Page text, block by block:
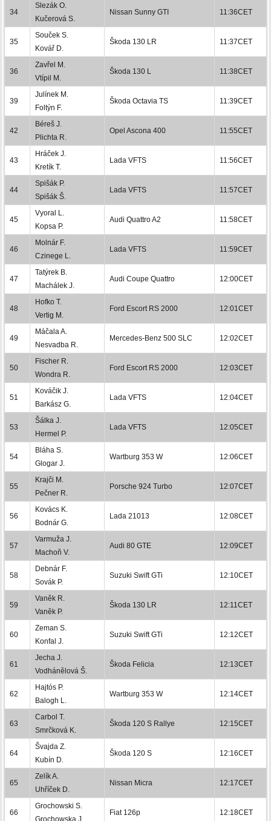
34
Slezák O.
Kučerová S.
Nissan Sunny GTI 11:36CET
35
Souček S.
Kovář D.
Škoda 130 LR 11:37CET
36
Zavřel M.
Vtípil M.
Škoda 130 L 11:38CET
39
Julínek M.
Foltýn F.
Škoda Octavia TS 11:39CET
42
Béreš J.
Plichta R.
Opel Ascona 400 11:55CET
43
Hráček J.
Kretík T.
Lada VFTS 11:56CET
44
Spišák P.
Spišák Š.
Lada VFTS 11:57CET
45
Vyoral L.
Kopsa P.
Audi Quattro A2 11:58CET
46
Molnár F.
Czinege L.
Lada VFTS 11:59CET
47
Tatýrek B.
Machálek J.
Audi Coupe Quattro 12:00CET
48
Hofko T.
Vertig M.
Ford Escort RS 2000 12:01CET
49
Máčala A.
Nesvadba R.
Mercedes-Benz 500 SLC 12:02CET
50
Fischer R.
Wondra R.
Ford Escort RS 2000 12:03CET
51
Kováčik J.
Barkász G.
Lada VFTS 12:04CET
53
Šálka J.
Hermel P.
Lada VFTS 12:05CET
54
Bláha S.
Glogar J.
Wartburg 353 W 12:06CET
55
Krajči M.
Pečner R.
Porsche 924 Turbo 12:07CET
56
Kovács K.
Bodnár G.
Lada 21013 12:08CET
57
Varmuža J.
Machoň V.
Audi 80 GTE 12:09CET
58
Debnár F.
Sovák P.
Suzuki Swift GTi 12:10CET
59
Vaněk R.
Vaněk P.
Škoda 130 LR 12:11CET
60
Zeman S.
Konfal J.
Suzuki Swift GTi 12:12CET
61
Jecha J.
Vodhánělová Š.
Škoda Felicia 12:13CET
62
Hajtós P.
Balogh L.
Wartburg 353 W 12:14CET
63
Carbol T.
Smrčková K.
Škoda 120 S Rallye 12:15CET
64
Švajda Z.
Kubín D.
Škoda 120 S 12:16CET
65
Zelík A.
Uhříček D.
Nissan Micra 12:17CET
66
Grochowski S.
Grochowska J.
Fiat 126p 12:18CET